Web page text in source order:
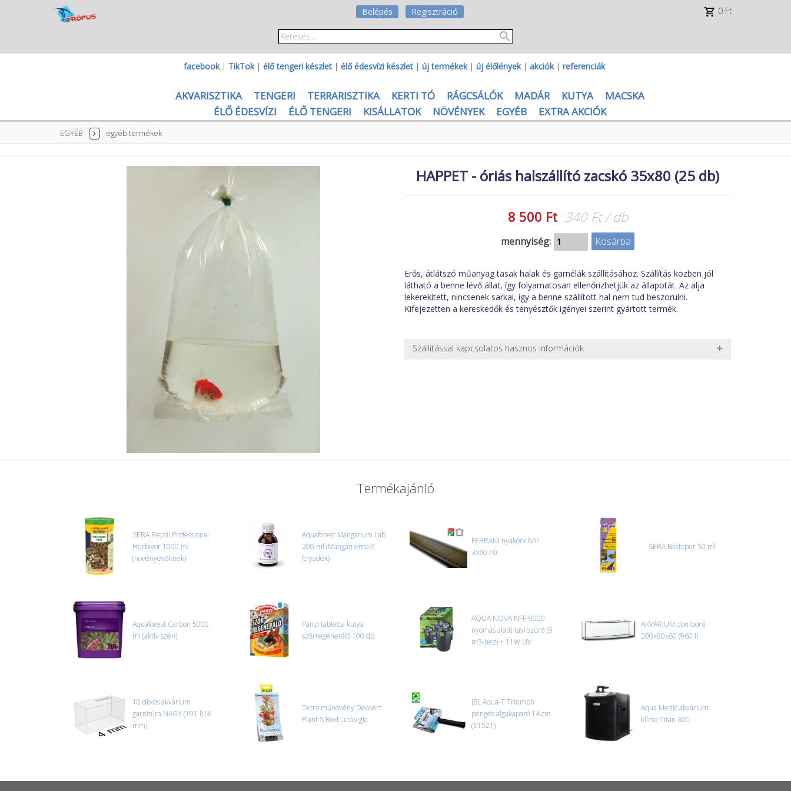
Belépés Regisztráció 0 Ft
facebook| TikTok| élő tengeri készlet | élő édesvízi készlet | új termékek| új élőlények| akciók| referenciák
AKVARISZTIKA TENGERI TERRARISZTIKA KERTI TÓ RÁGCSÁLÓK MADÁR KUTYA
MACSKA
ÉLŐ ÉDESVÍZI
ÉLŐ TENGERI KISÁLLATOK NÖVÉNYEK EGYÉB EXTRA AKCIÓK
EGYÉB egyéb termékek
HAPPET - óriás halszállító zacskó 35x80 (25 db)
8 500 Ft 340 Ft / db
mennyiség:
Erős, átlátszó műanyag tasak halak és garnélák szállításához. Szállítás közben jól
látható a benne lévő állat, így folyamatosan ellenőrizhetjük az állapotát. Az alja
lekerekített, nincsenek sarkai, így a benne szállított hal nem tud beszorulni.
Kifejezetten a kereskedők és tenyésztők igényei szerint gyártott termék.
Szállítással kapcsolatos hasznos információk
termékek cseréjét, csak ebben az esetben tudjuk vállalni, ha a jegyzőkönyv elkészült,
és azonnal eljutott hozzánk az információ.
Termékajánló
SERA Reptil Professional
Herbivor 1000 ml
(növényevőknek)
Aquaforest Manganum Lab
200 ml (Mangán emelő
folyadék)
FERRANI nyakörv bőr
3x60 / 0
SERA Baktopur 50 ml
Aquaforest Carbon 5000
ml (aktív szén)
Panzi tabletta kutya
szőrregeneráló 100 db
AQUA NOVA NFF-9000
nyomás alatti tavi szűrő (9
m3-hez) + 11W UV
AKVÁRIUM domború
200x80x60 (960 l)
10 db-os akvárium
garnitúra NAGY (191 l) (4
mm)
Tetra műnövény DecoArt
Plant S Red Ludwigia
JBL Aqua-T Triumph
pengés algakaparó 14 cm
(61521)
Aqua Medic akvárium
klíma Titan 600